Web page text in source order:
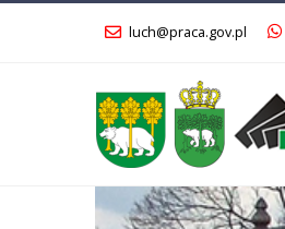
luch@praca.gov.pl